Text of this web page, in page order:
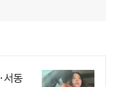
동